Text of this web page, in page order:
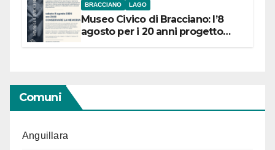
BRACCIANO LAGO
Museo Civico di Bracciano: l’8
agosto per i 20 anni progetto
Comuni
Anguillara